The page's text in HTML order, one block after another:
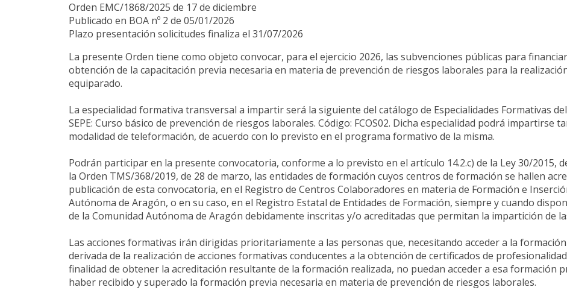
Orden EMC/1868/2025 de 17 de diciembre
Publicado en BOA nº 2 de 05/01/2026
Plazo presentación solicitudes finaliza el 31/07/2026
La presente Orden tiene como objeto convocar, para el ejercicio 2026, las subvenciones públicas para
obtención de la capacitación previa necesaria en materia de prevención de riesgos laborales para la
equiparado.
La especialidad formativa transversal a impartir será la siguiente del catálogo de Especialidades Formativas
SEPE: Curso básico de prevención de riesgos laborales. Código: FCOS02. Dicha especialidad podrá impartirse
modalidad de teleformación, de acuerdo con lo previsto en el programa formativo de la misma.
Podrán participar en la presente convocatoria, conforme a lo previsto en el artículo 14.2.c) de la Ley 30/2015,
la Orden TMS/368/2019, de 28 de marzo, las entidades de formación cuyos centros de formación se hallen
publicación de esta convocatoria, en el Registro de Centros Colaboradores en materia de Formación e
Autónoma de Aragón, o en su caso, en el Registro Estatal de Entidades de Formación, siempre y cuando
de la Comunidad Autónoma de Aragón debidamente inscritas y/o acreditadas que permitan la impartición de
Las acciones formativas irán dirigidas prioritariamente a las personas que, necesitando acceder a la
derivada de la realización de acciones formativas conducentes a la obtención de certificados de
finalidad de obtener la acreditación resultante de la formación realizada, no puedan acceder a esa formación
haber recibido y superado la formación previa necesaria en materia de prevención de riesgos laborales.